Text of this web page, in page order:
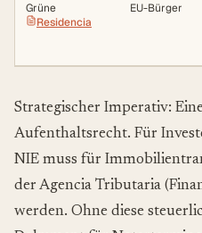
Grüne
Residencia
EU-Bürger
Strategischer Imperativ:
Aufenthaltsrecht. Für
NIE muss für
der Agencia Tributaria
werden. Ohne diese